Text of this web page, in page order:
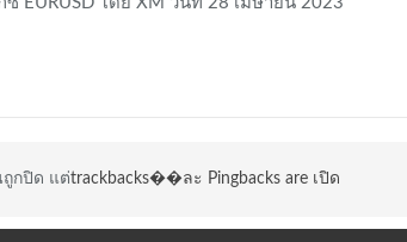
ถูกปิด แต่trackbacks��ละ Pingbacks are เปิด